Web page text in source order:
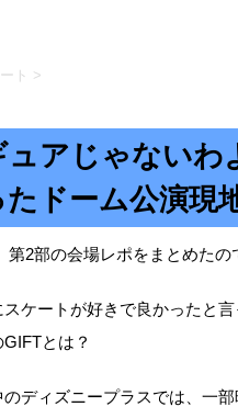
ト
>
ュアじゃないわ
たドーム公演現
2部の会場レポをまとめたの
ケートが好きで良かったと
とは？
ディズニープラスでは、一